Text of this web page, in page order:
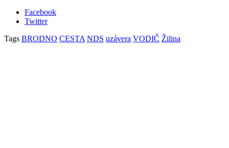
Facebook
Twitter
Tags BRODNO CESTA NDS uzávera VODIČ Žilina